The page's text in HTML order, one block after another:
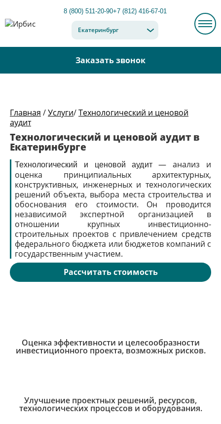
8 (800) 511-20-90+7 (812) 416-67-01
Екатеринбург
Заказать звонок
Главная /Услуги/Технологический и ценовой
аудит
Технологический и ценовой аудит в
Екатеринбурге
Технологический и ценовой аудит— анализ и
оценка принципиальных архитектурных,
конструктивных, инженерных и технологических
решений объекта, выбора места строительства и
обоснования его стоимости. Он проводится
независимой экспертной организацией в
отношении крупных инвестиционно-
строительных проектов с привлечением средств
федерального бюджета или бюджетов компаний с
государственным участием.
Рассчитать стоимость
Оценка эффективности и целесообразности
инвестиционного проекта, возможных рисков.
Улучшение проектных решений, ресурсов,
технологических процессов и оборудования.